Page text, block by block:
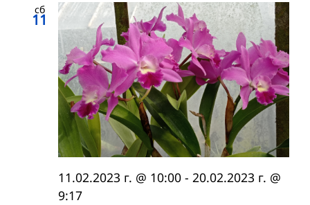
сб
11
11.02.2023 г. @ 10:00 - 20.02.2023 г. @
9:17